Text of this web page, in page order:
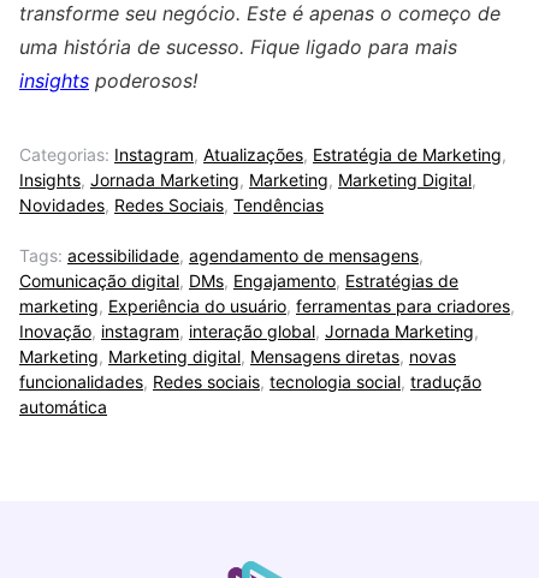
transforme seu negócio. Este é apenas o começo de
uma história de sucesso. Fique ligado para mais
insights poderosos!
Categorias: Instagram, Atualizações, Estratégia de Marketing,
Insights, Jornada Marketing, Marketing, Marketing Digital,
Novidades, Redes Sociais, Tendências
Tags: acessibilidade, agendamento de mensagens,
Comunicação digital, DMs, Engajamento, Estratégias de
marketing, Experiência do usuário, ferramentas para criadores,
Inovação, instagram, interação global, Jornada Marketing,
Marketing, Marketing digital, Mensagens diretas, novas
funcionalidades, Redes sociais, tecnologia social, tradução
automática